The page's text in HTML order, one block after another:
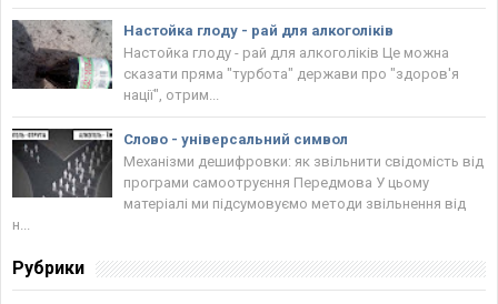
Настойка глоду - рай для алкоголіків
Настойка глоду - рай для алкоголіків Це можна
сказати пряма "турбота" держави про "здоров'я
нації", отрим...
Слово - універсальний символ
Механізми дешифровки: як звільнити свідомість від
програми самоотруєння Передмова У цьому
матеріалі ми підсумовуємо методи звільнення від
н...
Рубрики